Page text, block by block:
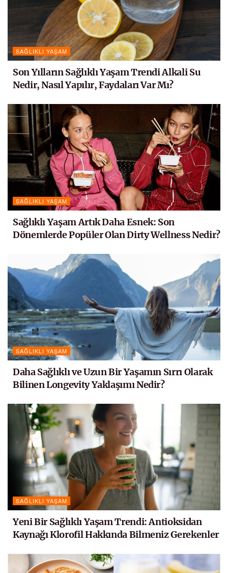
SAĞLIKLI YAŞAM
Son Yılların Sağlıklı Yaşam Trendi Alkali Su
Nedir, Nasıl Yapılır, Faydaları Var Mı?
SAĞLIKLI YAŞAM
Sağlıklı Yaşam Artık Daha Esnek: Son
Dönemlerde Popüler Olan Dirty Wellness Nedir?
SAĞLIKLI YAŞAM
Daha Sağlıklı ve Uzun Bir Yaşamın Sırrı Olarak
Bilinen Longevity Yaklaşımı Nedir?
SAĞLIKLI YAŞAM
Yeni Bir Sağlıklı Yaşam Trendi: Antioksidan
Kaynağı Klorofil Hakkında Bilmeniz Gerekenler